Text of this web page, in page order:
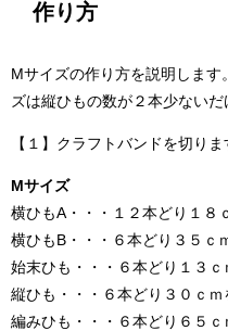
作り方
Mサイズの作り方を説明します
ズは縦ひもの数が２本少ないだ
【１】クラフトバンドを切りま
Mサイズ
横ひもA・・・１２本どり１８
横ひもB・・・６本どり３５ｃ
始末ひも・・・６本どり１３ｃ
縦ひも・・・６本どり３０ｃｍ
編みひも・・・６本どり６５ｃ